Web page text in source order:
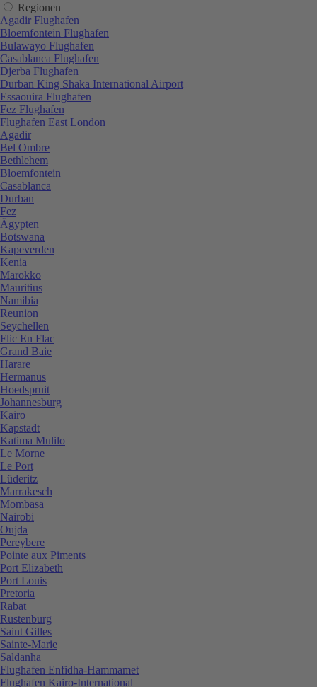
Regionen
Agadir Flughafen
Bloemfontein Flughafen
Bulawayo Flughafen
Casablanca Flughafen
Djerba Flughafen
Durban King Shaka International Airport
Essaouira Flughafen
Fez Flughafen
Flughafen East London
Agadir
Bel Ombre
Bethlehem
Bloemfontein
Casablanca
Durban
Fez
Ägypten
Botswana
Kapeverden
Kenia
Marokko
Mauritius
Namibia
Reunion
Seychellen
Flic En Flac
Grand Baie
Harare
Hermanus
Hoedspruit
Johannesburg
Kairo
Kapstadt
Katima Mulilo
Le Morne
Le Port
Lüderitz
Marrakesch
Mombasa
Nairobi
Oujda
Pereybere
Pointe aux Piments
Port Elizabeth
Port Louis
Pretoria
Rabat
Rustenburg
Saint Gilles
Sainte-Marie
Saldanha
Flughafen Enfidha-Hammamet
Flughafen Kairo-International